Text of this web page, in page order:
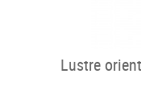
Lustre